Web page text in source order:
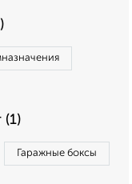
Гаражные боксы